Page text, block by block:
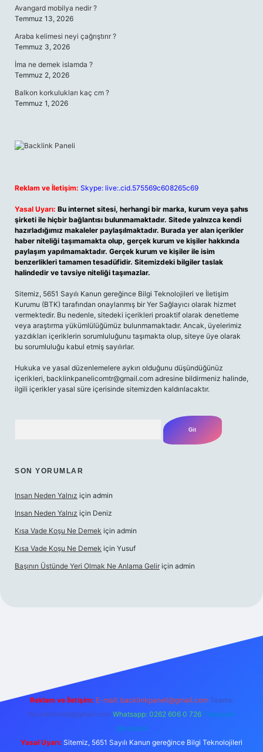
Avangard mobilya nedir ?
Temmuz 13, 2026
Araba kelimesi neyi çağrıştırır ?
Temmuz 3, 2026
İma ne demek islamda ?
Temmuz 2, 2026
Balkon korkulukları kaç cm ?
Temmuz 1, 2026
Reklam ve İletişim: Skype: live:.cid.575569c608265c69
Yasal Uyarı: Bu internet sitesi, herhangi bir marka, kurum veya şahıs
şirketi ile hiçbir bağlantısı bulunmamaktadır. Sitede yalnızca kendi
hazırladığımız makaleler paylaşılmaktadır. Burada yer alan içerikler
haber niteliği taşımamakta olup, gerçek kurum ve kişiler hakkında
paylaşım yapılmamaktadır. Gerçek kurum ve kişiler ile isim
benzerlikleri tamamen tesadüfidir. Sitemizdeki bilgiler taslak
halindedir ve tavsiye niteliği taşımazlar.
Sitemiz, 5651 Sayılı Kanun gereğince Bilgi Teknolojileri ve İletişim
Kurumu (BTK) tarafından onaylanmış bir Yer Sağlayıcı olarak hizmet
vermektedir. Bu nedenle, sitedeki içerikleri proaktif olarak denetleme
veya araştırma yükümlülüğümüz bulunmamaktadır. Ancak, üyelerimiz
yazdıkları içeriklerin sorumluluğunu taşımakta olup, siteye üye olarak
bu sorumluluğu kabul etmiş sayılırlar.
Hukuka ve yasal düzenlemelere aykırı olduğunu düşündüğünüz
içerikleri, backlinkpanelicomtr@gmail.com adresine bildirmeniz halinde,
ilgili içerikler yasal süre içerisinde sitemizden kaldırılacaktır.
SON YORUMLAR
Insan Neden Yalnız için admin
Insan Neden Yalnız için Deniz
Kısa Vade Koşu Ne Demek için admin
Kısa Vade Koşu Ne Demek için Yusuf
Başının Üstünde Yeri Olmak Ne Anlama Gelir için admin
Reklam ve İletişim: E-mail: backlinkpaneli@gmail.com Teams:
forumhizmeti@gmail.com Whatsapp: 0262 606 0 726 Telegram:
@karabul
Yasal Uyarı: Sitemiz, 5651 Sayılı Kanun gereğince Bilgi Teknolojileri